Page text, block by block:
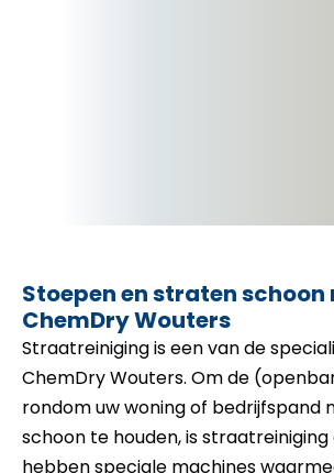
Stoepen en straten schoon
ChemDry Wouters
Straatreiniging is een van de
ChemDry Wouters. Om de
rondom uw woning of bedrijfspand
schoon te houden, is straatreiniging
hebben speciale machines